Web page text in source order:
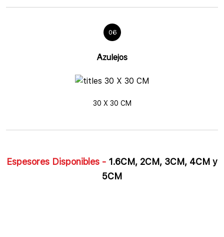
06
Azulejos
30 X 30 CM
Espesores Disponibles - 1.6CM, 2CM, 3CM, 4CM y
5CM